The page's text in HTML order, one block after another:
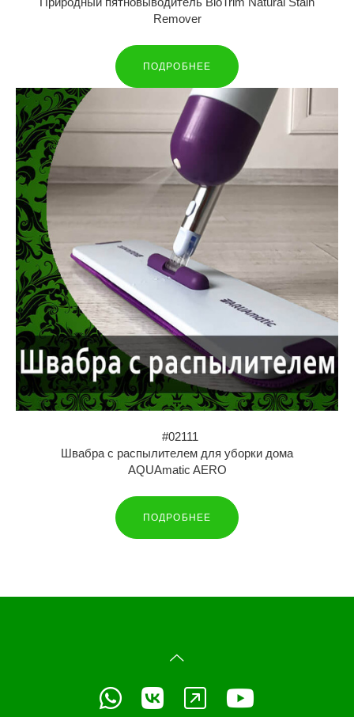
Remover
ПОДРОБНЕЕ
#02111
Швабра с распылителем для уборки дома
AQUAmatic AERO
ПОДРОБНЕЕ